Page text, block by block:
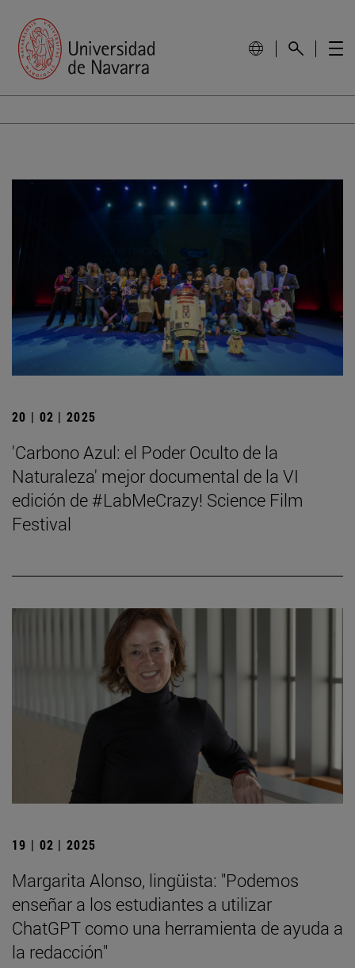
20 | 02 | 2025
'Carbono Azul: el Poder Oculto de la
Naturaleza' mejor documental de la VI
edición de #LabMeCrazy! Science Film
Festival
19 | 02 | 2025
Margarita Alonso, lingüista: "Podemos
enseñar a los estudiantes a utilizar
ChatGPT como una herramienta de ayuda a
la redacción"